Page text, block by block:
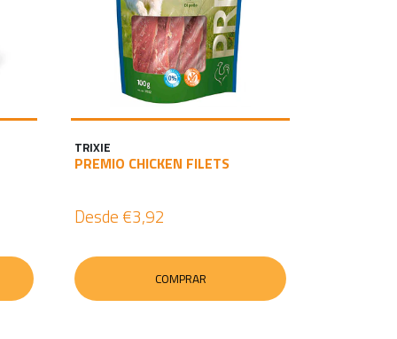
TRIXIE
PREMIO CHICKEN FILETS
Desde €3,92
COMPRAR